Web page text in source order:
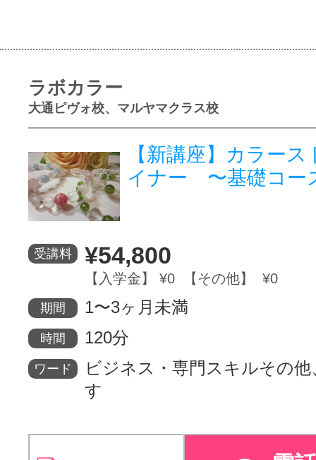
ラボカラー
大通ピヴォ校、マルヤマクラス校
【新講座】カラー
イナー 〜基礎コー
受講料 ¥54,800
【入学金】 ¥0 【その他】 ¥0
期間 1〜3ヶ月未満
時間 120分
ワード
ビジネス・専門スキルその
す